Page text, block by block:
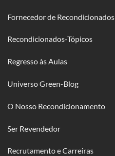
Fornecedor de Recondicionados
Recondicionados-Tópicos
Regresso às Aulas
Universo Green-Blog
O Nosso Recondicionamento
Ser Revendedor
Recrutamento e Carreiras